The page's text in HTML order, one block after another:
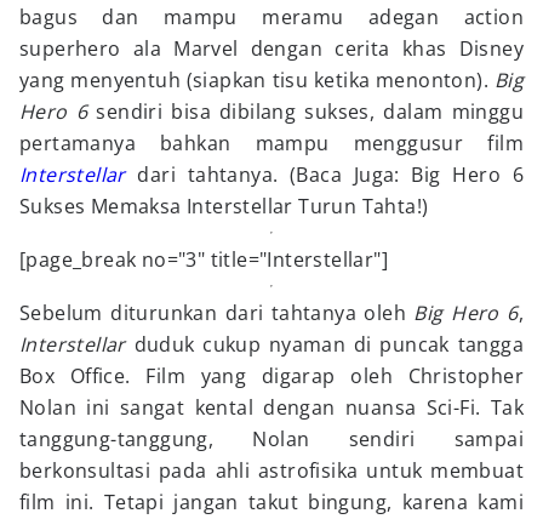
bagus dan mampu meramu adegan action
superhero ala Marvel dengan cerita khas Disney
yang menyentuh (siapkan tisu ketika menonton). Big
Hero 6sendiri bisa dibilang sukses, dalam minggu
pertamanya bahkan mampu menggusur film
Interstellardari tahtanya. (Baca Juga: Big Hero 6
Sukses Memaksa Interstellar Turun Tahta!)
[page_break no="3" title="Interstellar"]
Sebelum diturunkan dari tahtanya oleh Big Hero 6,
Interstellar duduk cukup nyaman di puncak tangga
Box Office. Film yang digarap oleh Christopher
Nolan ini sangat kental dengan nuansa Sci-Fi. Tak
tanggung-tanggung, Nolan sendiri sampai
berkonsultasi pada ahli astrofisika untuk membuat
film ini. Tetapi jangan takut bingung, karena kami